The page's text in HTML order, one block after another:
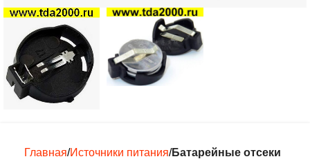
Главная Источники питания Батарейные отсеки